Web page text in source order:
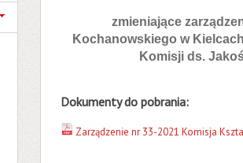
zmieniające
Kochanowskiego w
Komisji ds.
Dokumenty do pobrania:
Zarządzenie nr 33-2021 Komisja